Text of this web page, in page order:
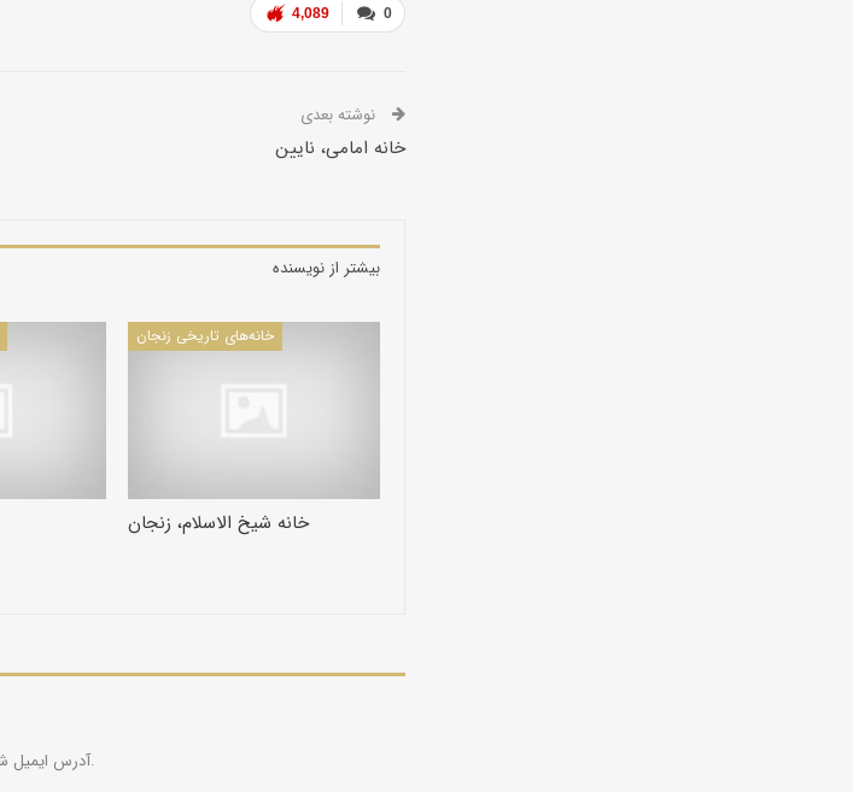
0
4,089
خانه امامی، نایین
بیشتر از نویسنده
خانه‌های تاریخی زنجان
خانه شيخ الاسلام، زنجان
آدرس ایمیل شما منتشر نخواهد شد.